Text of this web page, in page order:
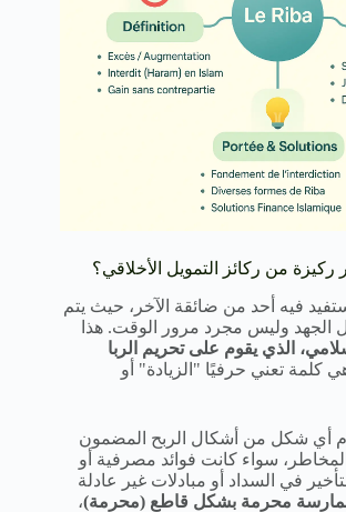
ركيزة من ركائز التمويل الأخلاقي؟
يستفيد فيه أحد من ضائقة الآخر، حيث يتم
الجهد وليس مجرد مرور الوقت. هذا
الذي يقوم على تحريم الربا
كلمة تعني حرفيًا "الزيادة" أو
أي شكل من أشكال الربح المضمون
سواء كانت فوائد مصرفية أو
في السداد أو مبادلات غير عادلة
محرمة بشكل قاطع (محرمة)،